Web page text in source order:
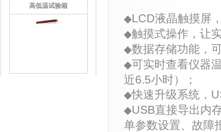
高低温试验箱
◆LCD液晶触摸屏
◆触摸式操作 ， 让
◆数据存储功能，
◆可实时查看仪器
近6.5小时）；
◆快速升级系统，
◆USB直接导出内
单参数设置、故障